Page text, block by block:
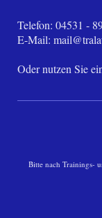
Telefon: 04531 -
E-Mail:
Oder nutzen Sie
Bitte nach Trainings-